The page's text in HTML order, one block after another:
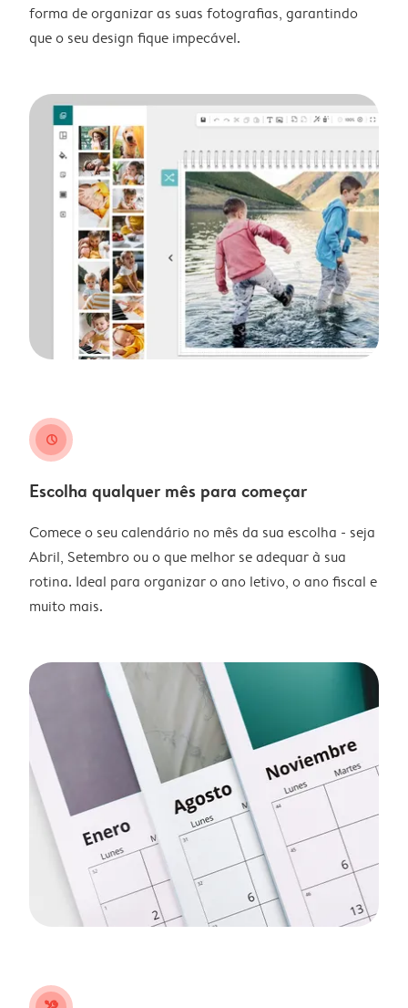
forma de organizar as suas fotografias, garantindo
que o seu design fique impecável.
clock
Escolha qualquer mês para começar
Comece o seu calendário no mês da sua escolha - seja
Abril, Setembro ou o que melhor se adequar à sua
rotina. Ideal para organizar o ano letivo, o ano fiscal e
muito mais.